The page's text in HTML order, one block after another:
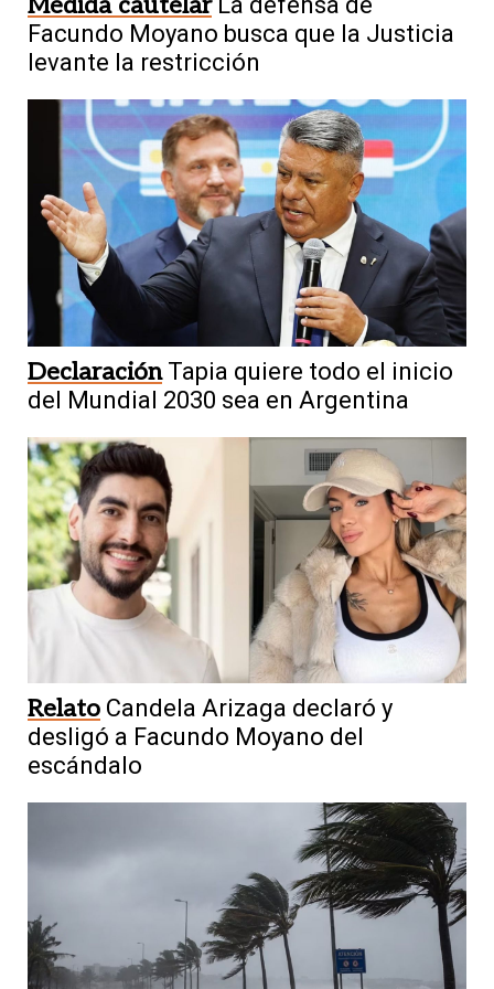
descartó un rescate para los morosos y
respaldó a Caputo
5
Ingresos Gobierno explicó al detalle
cómo se calcularán las regalías del
proyecto Vicuña
Medida cautelar
Facundo Moyano busca que la Justicia
levante la restricción
Declaración Tapia quiere todo el inicio
del Mundial 2030 sea en Argentina
Relato Candela Arizaga declaró y
desligó a Facundo Moyano del
escándalo